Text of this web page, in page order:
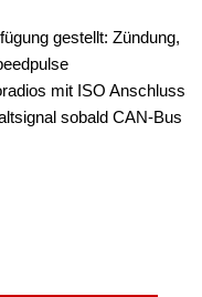
gestellt: Zündung,
mit ISO Anschluss
sobald CAN-Bus